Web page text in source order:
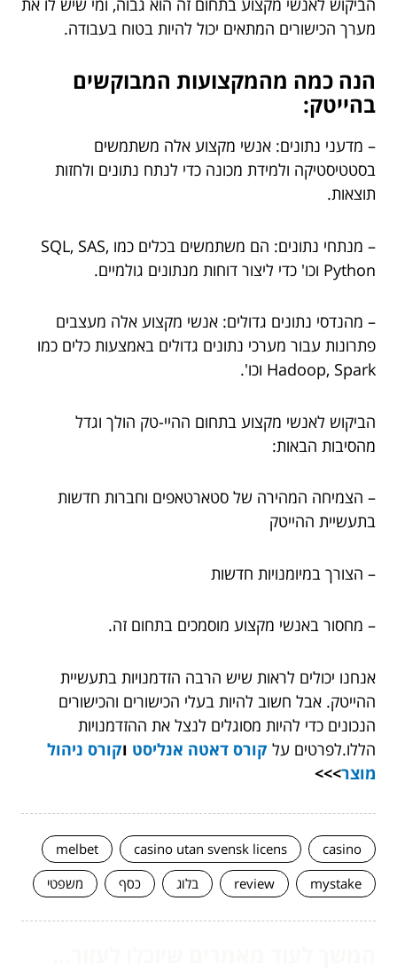
מערך הכישורים המתאים יכול להיות בטוח בעבודה.
הנה כמה מהמקצועות המבוקשים
בהייטק:
– מדעני נתונים: אנשי מקצוע אלה משתמשים
בסטטיסטיקה ולמידת מכונה כדי לנתח נתונים ולחזות
תוצאות.
– מנתחי נתונים: הם משתמשים בכלים כמו SQL, SAS,
Python וכו' כדי ליצור דוחות מנתונים גולמיים.
– מהנדסי נתונים גדולים: אנשי מקצוע אלה מעצבים
פתרונות עבור מערכי נתונים גדולים באמצעות כלים כמו
Hadoop, Spark וכו'.
הביקוש לאנשי מקצוע בתחום ההיי-טק הולך וגדל
מהסיבות הבאות:
– הצמיחה המהירה של סטארטאפים וחברות חדשות
בתעשיית ההייטק
– הצורך במיומנויות חדשות
– מחסור באנשי מקצוע מוסמכים בתחום זה.
אנחנו יכולים לראות שיש הרבה הזדמנויות בתעשיית
ההייטק. אבל חשוב להיות בעלי הכישורים והכישורים
הנכונים כדי להיות מסוגלים לנצל את ההזדמנויות
הללו.לפרטים על קורס דאטה אנליסט וקורס ניהול
מוצר>>>
casino
casino utan svensk licens
melbet
mystake
review בלוג כסף משפטי